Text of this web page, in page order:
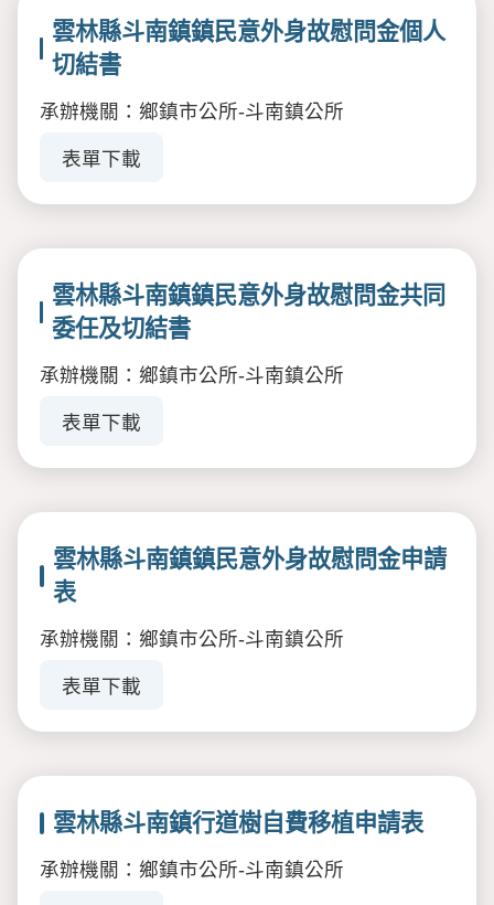
雲林縣斗南鎮鎮民意外身故慰問金個人
切結書
承辦機關：鄉鎮市公所-斗南鎮公所
表單下載
雲林縣斗南鎮鎮民意外身故慰問金共同
委任及切結書
承辦機關：鄉鎮市公所-斗南鎮公所
表單下載
雲林縣斗南鎮鎮民意外身故慰問金申請
表
承辦機關：鄉鎮市公所-斗南鎮公所
表單下載
雲林縣斗南鎮行道樹自費移植申請表
承辦機關：鄉鎮市公所-斗南鎮公所